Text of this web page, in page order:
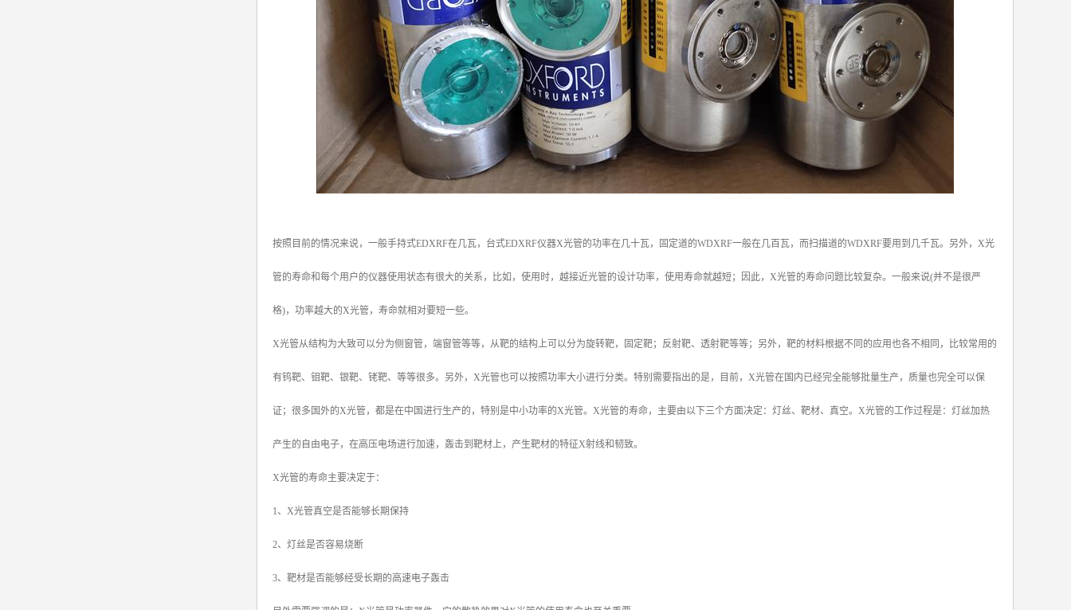
按照目前的情况来说，一般手持式EDXRF在几瓦，台式EDXRF仪器X光管的功率在几十瓦，固定道的WDXRF一般在几百瓦，而扫描道的WDXRF要用到几千瓦。另外，X光
管的寿命和每个用户的仪器使用状态有很大的关系，比如，使用时，越接近光管的设计功率，使用寿命就越短；因此，X光管的寿命问题比较复杂。一般来说(并不是很严
格)，功率越大的X光管，寿命就相对要短一些。
X光管从结构为大致可以分为侧窗管，端窗管等等，从靶的结构上可以分为旋转靶，固定靶；反射靶、透射靶等等；另外，靶的材料根据不同的应用也各不相同，比较常用的
有钨靶、钼靶、银靶、铑靶、等等很多。另外，X光管也可以按照功率大小进行分类。特别需要指出的是，目前，X光管在国内已经完全能够批量生产，质量也完全可以保
证；很多国外的X光管，都是在中国进行生产的，特别是中小功率的X光管。X光管的寿命，主要由以下三个方面决定：灯丝、靶材、真空。X光管的工作过程是：灯丝加热
产生的自由电子，在高压电场进行加速，轰击到靶材上，产生靶材的特征X射线和韧致。
X光管的寿命主要决定于：
1、X光管真空是否能够长期保持
2、灯丝是否容易烧断
3、靶材是否能够经受长期的高速电子轰击